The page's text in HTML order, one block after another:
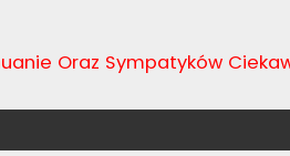
Oraz Sympatyków